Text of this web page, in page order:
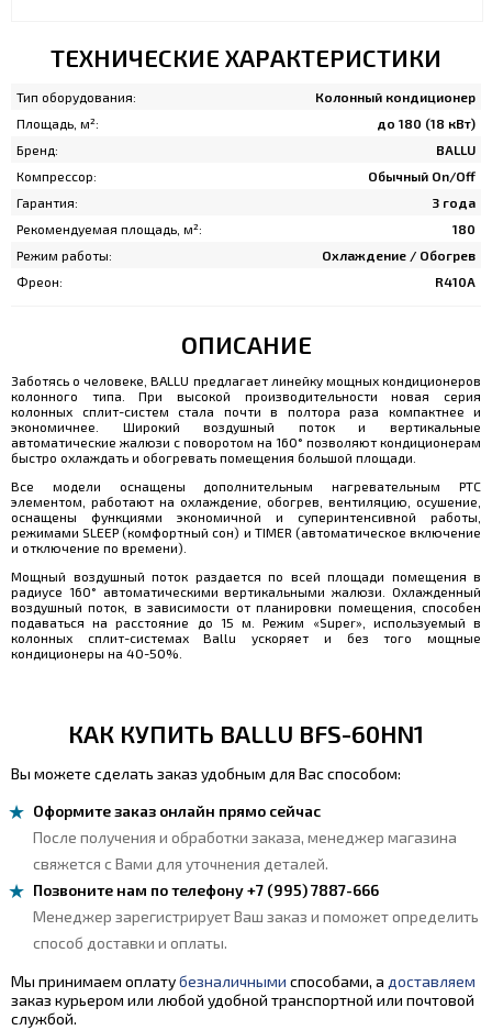
ТЕХНИЧЕСКИЕ ХАРАКТЕРИСТИКИ
Тип оборудования:
Колонный кондиционер
Площадь, м²:
до 180 (18 кВт)
Бренд:
BALLU
Компрессор:
Обычный On/Off
Гарантия:
3 года
Рекомендуемая площадь, м²:
180
Режим работы:
Охлаждение / Обогрев
Фреон:
R410A
ОПИСАНИЕ
Заботясь о человеке, BALLU предлагает линейку мощных кондиционеров
колонного типа. При высокой производительности новая серия
колонных сплит-систем стала почти в полтора раза компактнее и
экономичнее. Широкий воздушный поток и вертикальные
автоматические жалюзи с поворотом на 160° позволяют кондиционерам
быстро охлаждать и обогревать помещения большой площади.
Все модели оснащены дополнительным нагревательным PTC
элементом, работают на охлаждение, обогрев, вентиляцию, осушение,
оснащены функциями экономичной и суперинтенсивной работы,
режимами SLEEP (комфортный сон) и TIMER (автоматическое включение
и отключение по времени).
Мощный воздушный поток раздается по всей площади помещения в
радиусе 160° автоматическими вертикальными жалюзи. Охлажденный
воздушный поток, в зависимости от планировки помещения, способен
подаваться на расстояние до 15 м. Режим «Super», используемый в
колонных сплит-системах Ballu ускоряет и без того мощные
кондиционеры на 40-50%.
КАК КУПИТЬ BALLU BFS-60HN1
Вы можете сделать заказ удобным для Вас способом:
Оформите заказ онлайн прямо сейчас
После получения и обработки заказа, менеджер магазина
свяжется с Вами для уточнения деталей.
Позвоните нам по телефону +7 (995) 7887-666
Менеджер зарегистрирует Ваш заказ и поможет определить
способ доставки и оплаты.
Мы принимаем оплатубезналичными способами, а доставляем
заказ курьером или любой удобной транспортной или почтовой
службой.